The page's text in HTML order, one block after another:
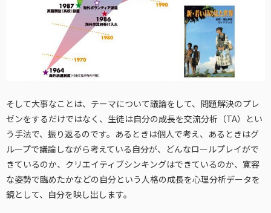
そして大事なことは、テーマについて議論をして、問題解決のプレ
ゼンをするだけではなく、生徒は自分の成長を交流分析（TA）とい
う手法で、振り返るのです。あるときは個人で考え、あるときはグ
ループで議論しながら考えている自分が、どんなロールプレイがで
きているのか、クリエイティブシンキングはできているのか、寛容
な姿勢で臨めたかなどの自分という人格の成長を心理分析データを
鏡として、自分を映し出します。